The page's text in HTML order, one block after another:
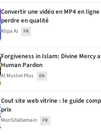
Convertir une vidéo en MP4 en ligne
perdre en qualité
Klipa AI FR
Forgiveness in Islam: Divine Mercy
Human Pardon
Al Muslim Plus EN
Cout site web vitrine : le guide
prix
MonSiteDemain FR